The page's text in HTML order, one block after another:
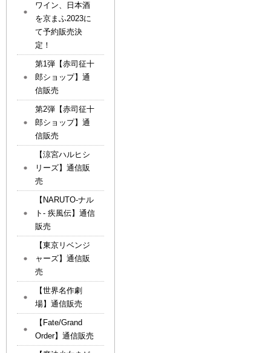
ワイン、日本酒
を京まふ2023に
て予約販売決
定！
第1弾【赤司征十
郎ショップ】通
信販売
第2弾【赤司征十
郎ショップ】通
信販売
【涼宮ハルヒシ
リーズ】通信販
売
【NARUTO-ナル
ト- 疾風伝】通信
販売
【東京リベンジ
ャーズ】通信販
売
【世界名作劇
場】通信販売
【Fate/Grand
Order】通信販売